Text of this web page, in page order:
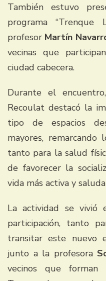
También estuvo
programa “Trenque
profesor Martín
vecinas que
ciudad cabecera.
Durante el
Recoulat destacó la
tipo de espacios
mayores, remarcando
tanto para la salud
de favorecer la
vida más activa y
La actividad se
participación, tanto
transitar este nuevo
junto a la profesora
vecinos que